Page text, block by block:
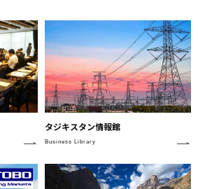
タジキスタン情報館
Business Library